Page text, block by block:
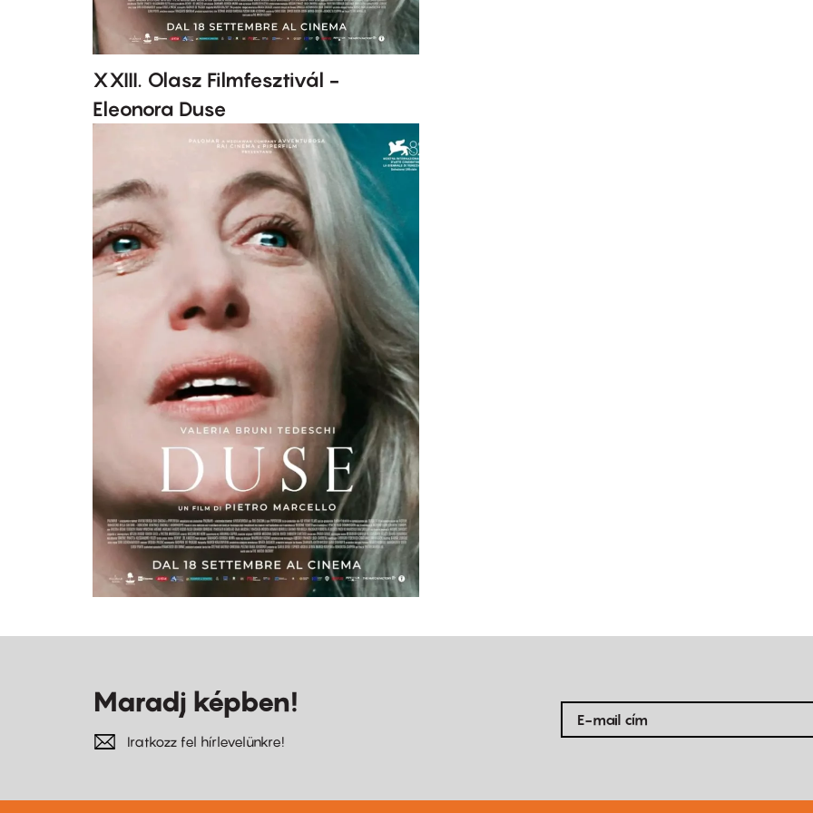
XXIII. Olasz Filmfesztivál -
Eleonora Duse
Maradj képben!
Iratkozz fel hírlevelünkre!